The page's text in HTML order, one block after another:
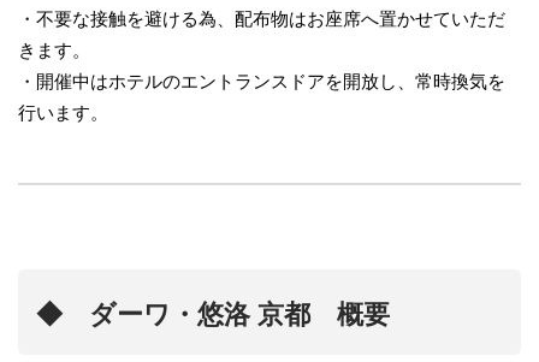
・不要な接触を避ける為、配布物はお座席へ置かせていただ
きます。
・開催中はホテルのエントランスドアを開放し、常時換気を
行います。
◆ ダーワ・悠洛 京都 概要